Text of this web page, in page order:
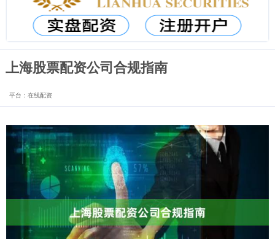
上海股票配资公司合规指南
平台：在线配资